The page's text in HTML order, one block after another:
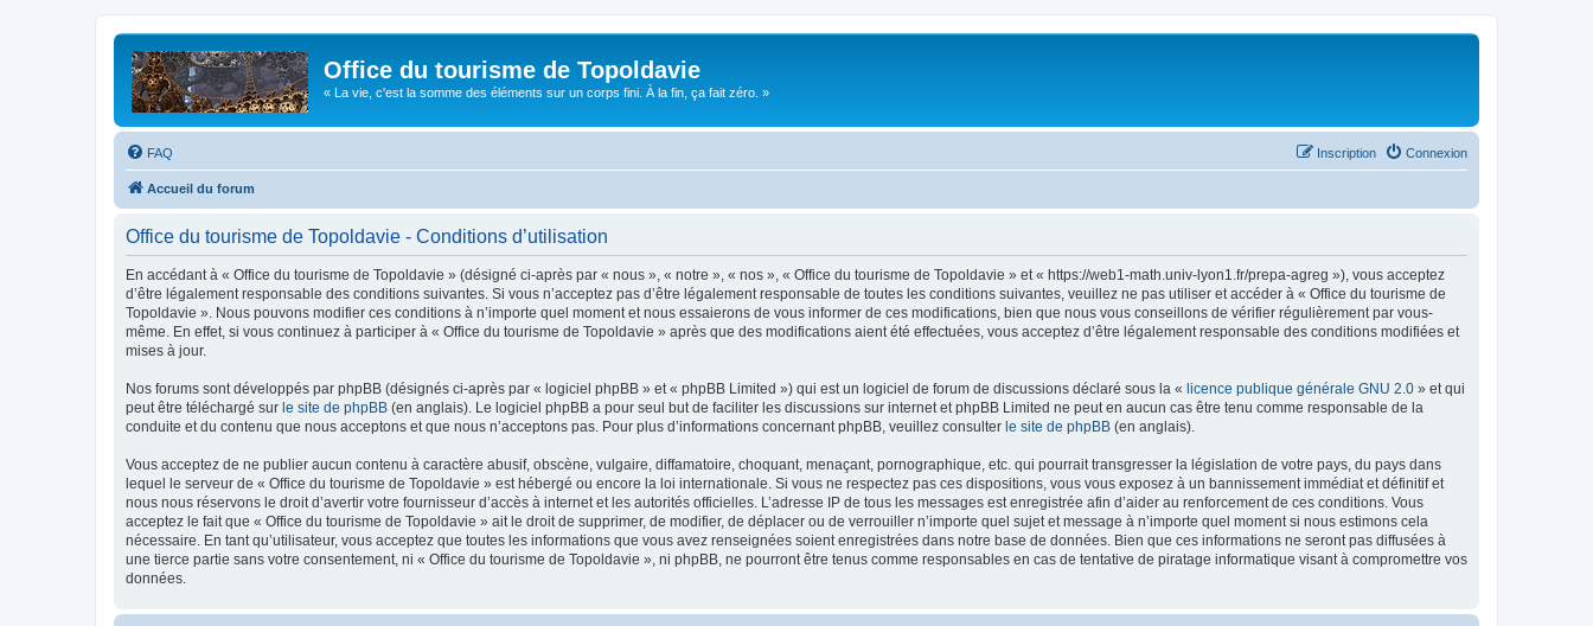
Office du tourisme de Topoldavie
« La vie, c'est la somme des éléments sur un corps fini. À la fin, ça fait zéro. »
FAQ Connexion
Inscription
Accueil du forum
Office du tourisme de Topoldavie - Conditions d’utilisation
En accédant à « Office du tourisme de Topoldavie » (désigné ci-après par « nous », « notre », « nos », « Office du tourisme de Topoldavie » et « https://web1-math.univ-lyon1.fr/prepa-agreg »), vous acceptez
d’être légalement responsable des conditions suivantes. Si vous n’acceptez pas d’être légalement responsable de toutes les conditions suivantes, veuillez ne pas utiliser et accéder à « Office du tourisme de
Topoldavie ». Nous pouvons modifier ces conditions à n’importe quel moment et nous essaierons de vous informer de ces modifications, bien que nous vous conseillons de vérifier régulièrement par vous-
même. En effet, si vous continuez à participer à « Office du tourisme de Topoldavie » après que des modifications aient été effectuées, vous acceptez d’être légalement responsable des conditions modifiées et
mises à jour.
Nos forums sont développés par phpBB (désignés ci-après par « logiciel phpBB » et « phpBB Limited ») qui est un logiciel de forum de discussions déclaré sous la « licence publique générale GNU 2.0 » et qui
peut être téléchargé sur le site de phpBB (en anglais). Le logiciel phpBB a pour seul but de faciliter les discussions sur internet et phpBB Limited ne peut en aucun cas être tenu comme responsable de la
conduite et du contenu que nous acceptons et que nous n’acceptons pas. Pour plus d’informations concernant phpBB, veuillez consulter le site de phpBB (en anglais).
Vous acceptez de ne publier aucun contenu à caractère abusif, obscène, vulgaire, diffamatoire, choquant, menaçant, pornographique, etc. qui pourrait transgresser la législation de votre pays, du pays dans
lequel le serveur de « Office du tourisme de Topoldavie » est hébergé ou encore la loi internationale. Si vous ne respectez pas ces dispositions, vous vous exposez à un bannissement immédiat et définitif et
nous nous réservons le droit d’avertir votre fournisseur d’accès à internet et les autorités officielles. L’adresse IP de tous les messages est enregistrée afin d’aider au renforcement de ces conditions. Vous
acceptez le fait que « Office du tourisme de Topoldavie » ait le droit de supprimer, de modifier, de déplacer ou de verrouiller n’importe quel sujet et message à n’importe quel moment si nous estimons cela
nécessaire. En tant qu’utilisateur, vous acceptez que toutes les informations que vous avez renseignées soient enregistrées dans notre base de données. Bien que ces informations ne seront pas diffusées à
une tierce partie sans votre consentement, ni « Office du tourisme de Topoldavie », ni phpBB, ne pourront être tenus comme responsables en cas de tentative de piratage informatique visant à compromettre vos
données.